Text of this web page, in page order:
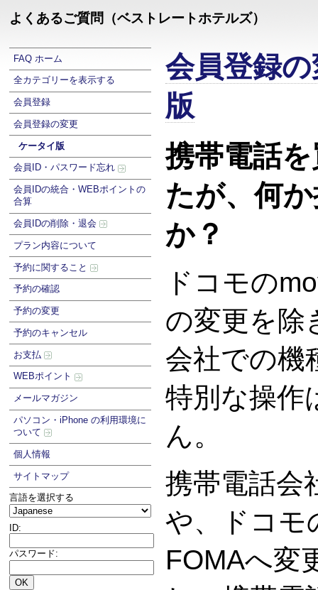
よくあるご質問（ベストレートホテルズ）
FAQ ホーム
全カテゴリーを表示する
会員登録
会員登録の変更
ケータイ版
会員ID・パスワード忘れ
会員IDの統合・WEBポイントの
合算
会員IDの削除・退会
プラン内容について
予約に関すること
予約の確認
予約の変更
予約のキャンセル
お支払
WEBポイント
メールマガジン
パソコン・iPhone の利用環境に
ついて
個人情報
サイトマップ
言語を選択する
ID:
パスワード:
会員登録
版
携帯電話
たが、何
か？
ドコモの
の変更を除
会社での機
特別な操作
ん。
携帯電話会
や、ドコモ
FOMAへ変